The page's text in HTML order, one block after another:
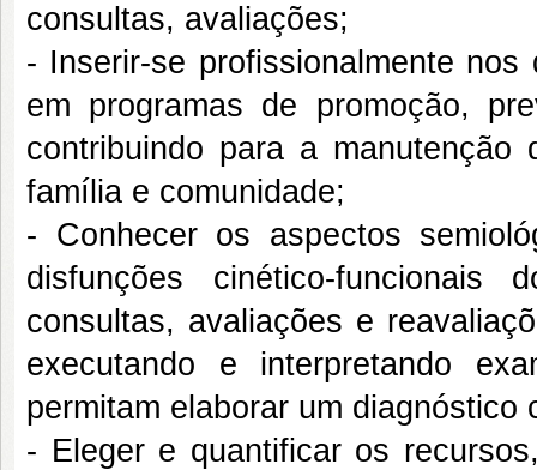
consultas, avaliações;
- Inserir-se profissionalmente
em programas de promoção,
contribuindo para a
família e comunidade;
- Conhecer os aspectos
disfunções cinético-funcionais
consultas, avaliações e
executando e interpretando
permitam elaborar um diagnóstico
- Eleger e quantificar os